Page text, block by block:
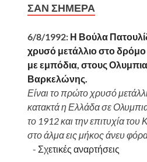
ΣΑΝ ΣΉΜΕΡΑ
6/8/1992: Η Βούλα
χρυσό μετάλλιο στο
με εμπόδια, στους
Βαρκελώνης.
Είναι το πρώτο χρυσό
κατακτά η Ελλάδα σε
το 1912 και την επιτυχία
στο άλμα εις μήκος άνευ
- Σχετικές αναρτήσεις